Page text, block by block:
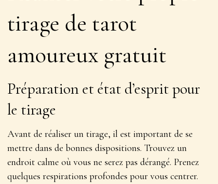
tirage de tarot
amoureux gratuit
Préparation et état d’esprit pour
le tirage
Avant de réaliser un tirage, il est important de se
mettre dans de bonnes dispositions. Trouvez un
endroit calme où vous ne serez pas dérangé. Prenez
quelques respirations profondes pour vous centrer.